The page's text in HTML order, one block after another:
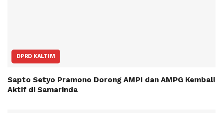
DPRD KALTIM
Sapto Setyo Pramono Dorong AMPI dan AMPG Kembali
Aktif di Samarinda